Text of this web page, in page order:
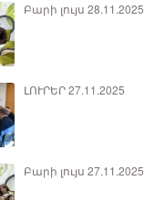
Բարի լույս 28.11.2025
ԼՈՒՐԵՐ 27.11.2025
Բարի լույս 27.11.2025